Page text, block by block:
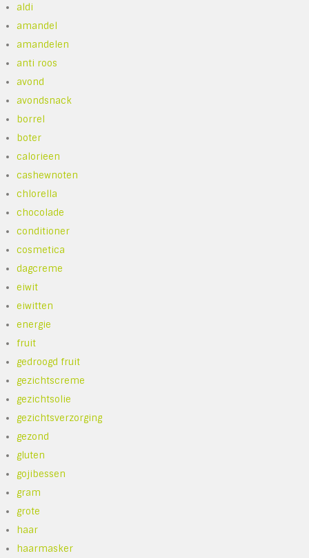
aldi
amandel
amandelen
anti roos
avond
avondsnack
borrel
boter
calorieen
cashewnoten
chlorella
chocolade
conditioner
cosmetica
dagcreme
eiwit
eiwitten
energie
fruit
gedroogd fruit
gezichtscreme
gezichtsolie
gezichtsverzorging
gezond
gluten
gojibessen
gram
grote
haar
haarmasker